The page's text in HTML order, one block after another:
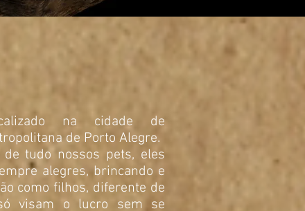
na cidade de
de Porto Alegre.
tudo nossos pets, eles
alegres, brincando e
como filhos, diferente de
visam o lucro sem se